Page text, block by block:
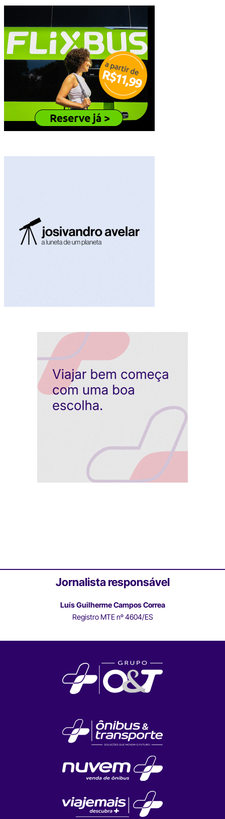
Jornalista responsável
Luís Guilherme Campos Correa
Registro MTE nº 4604/ES